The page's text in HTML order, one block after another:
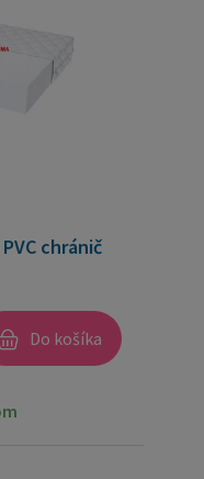
chránič
Do košíka